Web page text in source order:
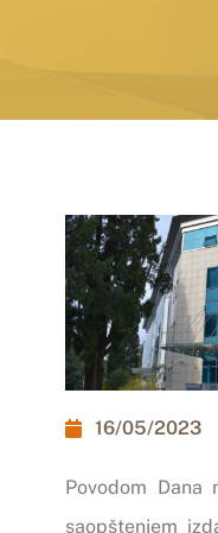
16/05/2023
Povodom Dana
saopštenjem